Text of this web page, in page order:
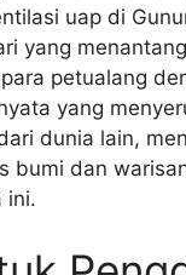
uap di
yang
petualang
yang
dunia lain,
bumi dan
ini.